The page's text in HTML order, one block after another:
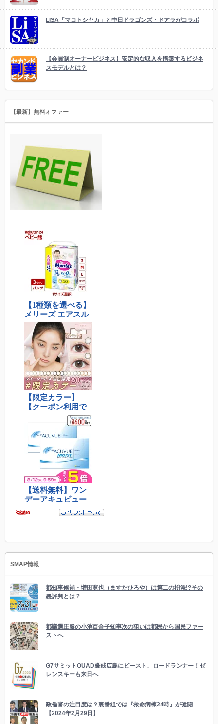
LISA「マコトシヤカ」と中日ドラゴンズ・ドアラがコラボ
【会員制オーナービジネス】安定的な収入を構築するビジネ
スモデルとは？
【最新】無料オファー
SMAP情報
都知事候補・増田寛也（ますだひろや）は第二の枡添!?その
悪評判とは？
都議選圧勝の小池百合子知事次の狙いは都民から国民ファー
ストへ
G7サミットQUAD厳戒広島にビースト、ロードランナー！ゼ
レンスキーも来日へ
政倫審の注目度は？裏番組では『救命病棟24時』が健闘
【2024年2月29日】